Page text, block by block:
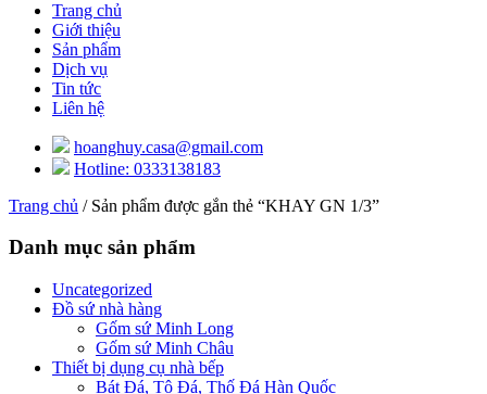
Trang chủ
Giới thiệu
Sản phẩm
Dịch vụ
Tin tức
Liên hệ
hoanghuy.casa@gmail.com
Hotline: 0333138183
Trang chủ / Sản phẩm được gắn thẻ “KHAY GN 1/3”
Danh mục sản phẩm
Uncategorized
Đồ sứ nhà hàng
Gốm sứ Minh Long
Gốm sứ Minh Châu
Thiết bị dụng cụ nhà bếp
Bát Đá, Tô Đá, Thố Đá Hàn Quốc